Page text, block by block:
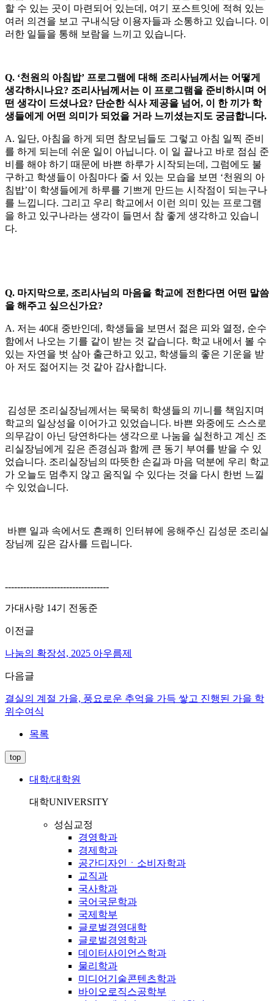
할 수 있는 곳이 마련되어 있는데, 여기 포스트잇에 적혀 있는
여러 의견을 보고 구내식당 이용자들과 소통하고 있습니다. 이
러한 일들을 통해 보람을 느끼고 있습니다.
Q. ‘천원의 아침밥’ 프로그램에 대해 조리사님께서는 어떻게
생각하시나요? 조리사님께서는 이 프로그램을 준비하시며 어
떤 생각이 드셨나요? 단순한 식사 제공을 넘어, 이 한 끼가 학
생들에게 어떤 의미가 되었을 거라 느끼셨는지도 궁금합니다.
A. 일단, 아침을 하게 되면 참모님들도 그렇고 아침 일찍 준비
를 하게 되는데 쉬운 일이 아닙니다. 이 일 끝나고 바로 점심 준
비를 해야 하기 때문에 바쁜 하루가 시작되는데, 그럼에도 불
구하고 학생들이 아침마다 줄 서 있는 모습을 보면 ‘천원의 아
침밥’이 학생들에게 하루를 기쁘게 만드는 시작점이 되는구나
를 느낍니다. 그리고 우리 학교에서 이런 의미 있는 프로그램
을 하고 있구나라는 생각이 들면서 참 좋게 생각하고 있습니
다.
Q. 마지막으로, 조리사님의 마음을 학교에 전한다면 어떤 말씀
을 해주고 싶으신가요?
A. 저는 40대 중반인데, 학생들을 보면서 젊은 피와 열정, 순수
함에서 나오는 기를 같이 받는 것 같습니다. 학교 내에서 볼 수
있는 자연을 벗 삼아 출근하고 있고, 학생들의 좋은 기운을 받
아 저도 젊어지는 것 같아 감사합니다.
김성문 조리실장님께서는 묵묵히 학생들의 끼니를 책임지며
학교의 일상성을 이어가고 있었습니다. 바쁜 와중에도 스스로
의무감이 아닌 당연하다는 생각으로 나눔을 실천하고 계신 조
리실장님에게 깊은 존경심과 함께 큰 동기 부여를 받을 수 있
었습니다. 조리실장님의 따뜻한 손길과 마음 덕분에 우리 학교
가 오늘도 멈추지 않고 움직일 수 있다는 것을 다시 한번 느낄
수 있었습니다.
바쁜 일과 속에서도 흔쾌히 인터뷰에 응해주신 김성문 조리실
장님께 깊은 감사를 드립니다.
----------------------------------
가대사랑 14기 전동준
이전글
나눔의 확장성, 2025 아우름제
다음글
결실의 계절 가을, 풍요로운 추억을 가득 쌓고 진행된 가을 학
위수여식
목록
top
대학/대학원
대학UNIVERSITY
성심교정
경영학과
경제학과
공간디자인ㆍ소비자학과
교직과
국사학과
국어국문학과
국제학부
글로벌경영대학
글로벌경영학과
데이터사이언스학과
물리학과
미디어기술콘텐츠학과
바이오로직스공학부